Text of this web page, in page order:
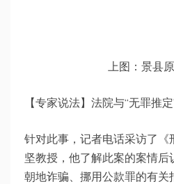
上图：景县原粮
【专家说法】法院与“无罪推
针对此事，记者电话采访了《
坚教授，他了解此案的案情后
朝地诈骗、挪用公款罪的有关